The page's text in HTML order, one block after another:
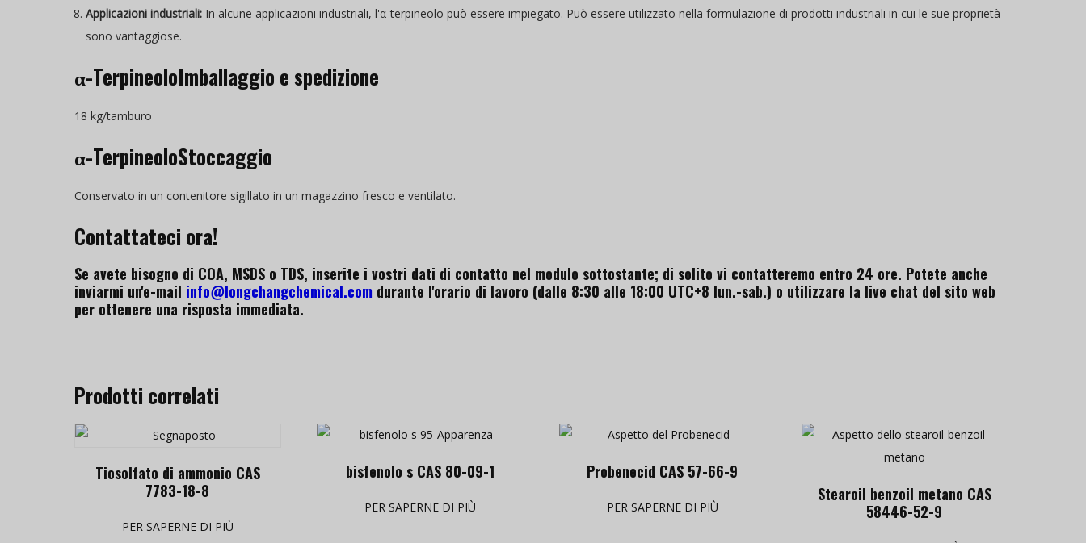
Applicazioni industriali: In alcune applicazioni industriali, l'α-terpineolo può essere impiegato. Può essere utilizzato nella formulazione di prodotti industriali in cui le sue proprietà
sono vantaggiose.
α-TerpineoloImballaggio e spedizione
18 kg/tamburo
α-TerpineoloStoccaggio
Conservato in un contenitore sigillato in un magazzino fresco e ventilato.
Contattateci ora!
Se avete bisogno di COA, MSDS o TDS, inserite i vostri dati di contatto nel modulo sottostante; di solito vi contatteremo entro 24 ore. Potete anche
inviarmi un'e-mail info@longchangchemical.com durante l'orario di lavoro (dalle 8:30 alle 18:00 UTC+8 lun.-sab.) o utilizzare la live chat del sito web
per ottenere una risposta immediata.
Prodotti correlati
Tiosolfato di ammonio CAS
7783-18-8
PER SAPERNE DI PIÙ
bisfenolo s CAS 80-09-1
PER SAPERNE DI PIÙ
Probenecid CAS 57-66-9
PER SAPERNE DI PIÙ
Stearoil benzoil metano CAS
58446-52-9